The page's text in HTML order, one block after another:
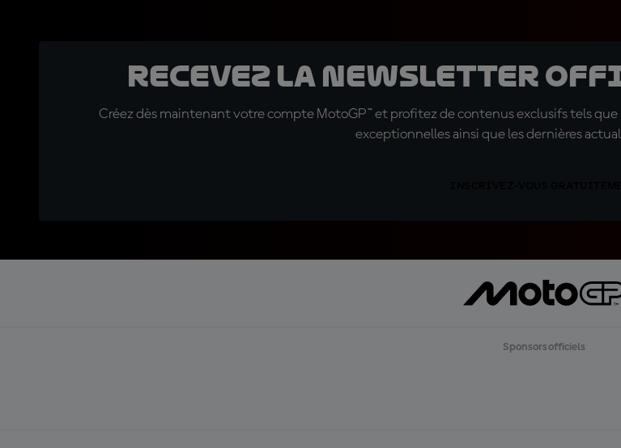
Recevez la Newsletter
Créez dès maintenant votre compte MotoGP™ et profitez de contenus exclusifs tels
exceptionnelles ainsi que les dernières
Sponsors officiels